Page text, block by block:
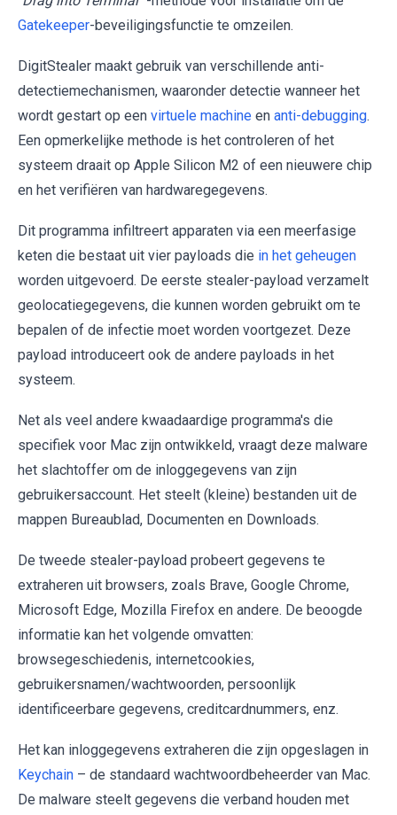
Gatekeeper-beveiligingsfunctie te omzeilen.
DigitStealer maakt gebruik van verschillende anti-
detectiemechanismen, waaronder detectie wanneer het
wordt gestart op een virtuele machine en anti-debugging.
Een opmerkelijke methode is het controleren of het
systeem draait op Apple Silicon M2 of een nieuwere chip
en het verifiëren van hardwaregegevens.
Dit programma infiltreert apparaten via een meerfasige
keten die bestaat uit vier payloads die in het geheugen
worden uitgevoerd. De eerste stealer-payload verzamelt
geolocatiegegevens, die kunnen worden gebruikt om te
bepalen of de infectie moet worden voortgezet. Deze
payload introduceert ook de andere payloads in het
systeem.
Net als veel andere kwaadaardige programma's die
specifiek voor Mac zijn ontwikkeld, vraagt deze malware
het slachtoffer om de inloggegevens van zijn
gebruikersaccount. Het steelt (kleine) bestanden uit de
mappen Bureaublad, Documenten en Downloads.
De tweede stealer-payload probeert gegevens te
extraheren uit browsers, zoals Brave, Google Chrome,
Microsoft Edge, Mozilla Firefox en andere. De beoogde
informatie kan het volgende omvatten:
browsegeschiedenis, internetcookies,
gebruikersnamen/wachtwoorden, persoonlijk
identificeerbare gegevens, creditcardnummers, enz.
Het kan inloggegevens extraheren die zijn opgeslagen in
Keychain – de standaard wachtwoordbeheerder van Mac.
De malware steelt gegevens die verband houden met